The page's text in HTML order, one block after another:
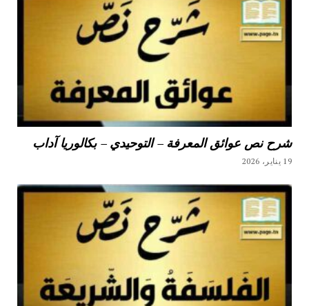
شرح نص عوائق المعرفة – التوحيدي – بكالوريا آداب
19 يناير، 2026